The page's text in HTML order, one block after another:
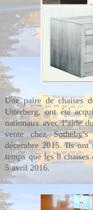
Une paire de chaises
Utterberg, ont été
nationaux avec l’aide
vente chez
décembre 2015. Ils
temps que les 8
5 avril 2016.